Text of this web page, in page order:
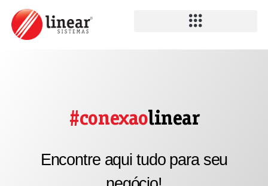
#conexaolinear
Encontre aqui tudo para seu